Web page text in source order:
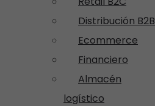
Distribución B2B
Ecommerce
Financiero
Almacén
logístico